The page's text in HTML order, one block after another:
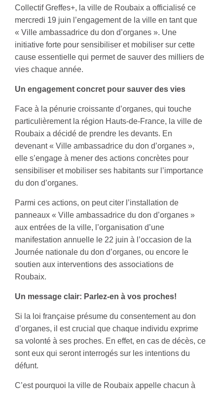
Collectif Greffes+, la ville de Roubaix a officialisé ce
mercredi 19 juin l’engagement de la ville en tant que
« Ville ambassadrice du don d’organes ». Une
initiative forte pour sensibiliser et mobiliser sur cette
cause essentielle qui permet de sauver des milliers de
vies chaque année.
Un engagement concret pour sauver des vies
Face à la pénurie croissante d’organes, qui touche
particulièrement la région Hauts-de-France, la ville de
Roubaix a décidé de prendre les devants. En
devenant « Ville ambassadrice du don d’organes »,
elle s’engage à mener des actions concrètes pour
sensibiliser et mobiliser ses habitants sur l’importance
du don d’organes.
Parmi ces actions, on peut citer l’installation de
panneaux « Ville ambassadrice du don d’organes »
aux entrées de la ville, l’organisation d’une
manifestation annuelle le 22 juin à l’occasion de la
Journée nationale du don d’organes, ou encore le
soutien aux interventions des associations de
Roubaix.
Un message clair: Parlez-en à vos proches!
Si la loi française présume du consentement au don
d’organes, il est crucial que chaque individu exprime
sa volonté à ses proches. En effet, en cas de décès, ce
sont eux qui seront interrogés sur les intentions du
défunt.
C’est pourquoi la ville de Roubaix appelle chacun à